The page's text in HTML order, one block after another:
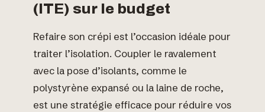
(ITE) sur le budget
Refaire son crépi est l’occasion idéale pour
traiter l’isolation. Coupler le ravalement
avec la pose d’isolants, comme le
polystyrène expansé ou la laine de roche,
est une stratégie efficace pour réduire vos